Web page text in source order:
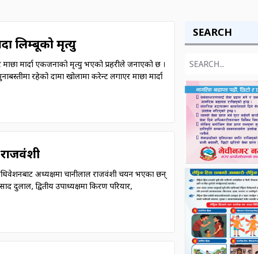
लिम्बूको मृत्यु
माछा मार्दा एकजनाको मृत्यु भएको प्रहरीले जनाएको छ ।
रहेको दामा खोलामा करेन्ट लगाएर माछा मार्दा
अध्यक्षमा चानीलाल राजवंशी चयन भएका छन्
दुलाल, द्वितीय उपाध्यक्षमा किरण परियार,
SEARCH